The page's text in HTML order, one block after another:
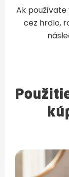
Ak
cez hrdlo,